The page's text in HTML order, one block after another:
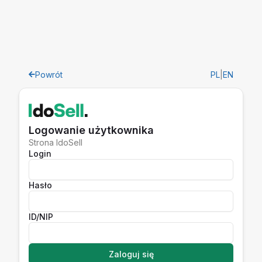
Powrót PL EN
Logowanie użytkownika
Strona IdoSell
Login
Hasło
ID/NIP
Zaloguj się